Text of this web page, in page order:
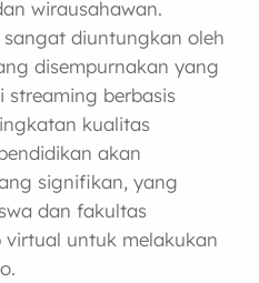
wirausahawan.
diuntungkan oleh
disempurnakan yang
streaming berbasis
kualitas
akan
signifikan, yang
dan fakultas
untuk melakukan